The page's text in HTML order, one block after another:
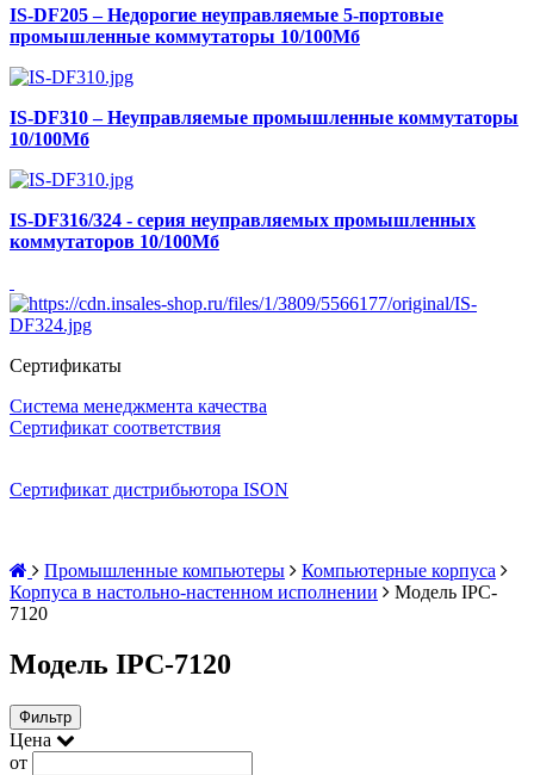
IS-DF205 – Недорогие неуправляемые 5-портовые
промышленные коммутаторы 10/100Мб
IS-DF310 – Неуправляемые промышленные коммутаторы
10/100Мб
IS-DF316/324 - серия неуправляемых промышленных
коммутаторов 10/100Мб
Сертификаты
Система менеджмента качества
Сертификат соответствия
Сертификат дистрибьютора ISON
Промышленные компьютеры
Компьютерные корпуса
Корпуса в настольно-настенном исполнении
Модель IPC-
7120
Модель IPC-7120
Фильтр
Цена
от